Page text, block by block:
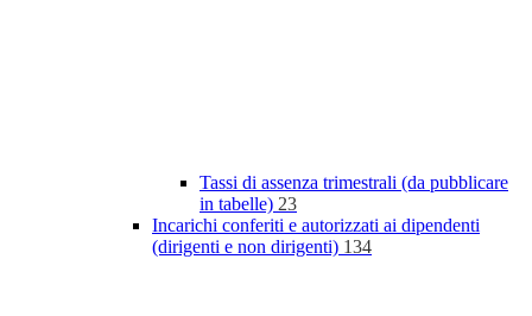
Tassi di assenza trimestrali (da pubblicare
in tabelle) 23
Incarichi conferiti e autorizzati ai dipendenti
(dirigenti e non dirigenti) 134